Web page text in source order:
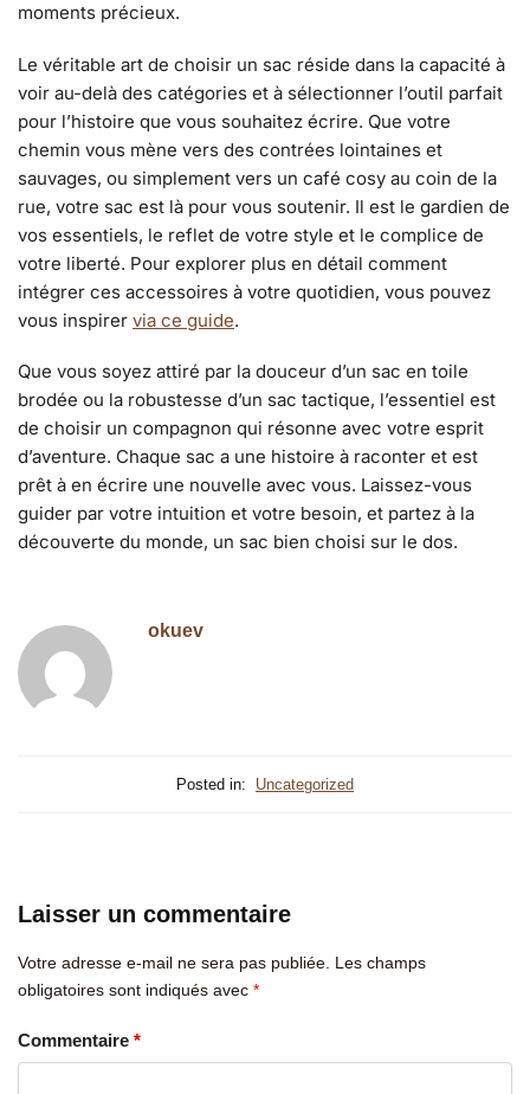
moments précieux.
Le véritable art de choisir un sac réside dans la capacité à
voir au-delà des catégories et à sélectionner l’outil parfait
pour l’histoire que vous souhaitez écrire. Que votre
chemin vous mène vers des contrées lointaines et
sauvages, ou simplement vers un café cosy au coin de la
rue, votre sac est là pour vous soutenir. Il est le gardien de
vos essentiels, le reflet de votre style et le complice de
votre liberté. Pour explorer plus en détail comment
intégrer ces accessoires à votre quotidien, vous pouvez
vous inspirer via ce guide.
Que vous soyez attiré par la douceur d’un sac en toile
brodée ou la robustesse d’un sac tactique, l’essentiel est
de choisir un compagnon qui résonne avec votre esprit
d’aventure. Chaque sac a une histoire à raconter et est
prêt à en écrire une nouvelle avec vous. Laissez-vous
guider par votre intuition et votre besoin, et partez à la
découverte du monde, un sac bien choisi sur le dos.
okuev
Posted in: Uncategorized
Laisser un commentaire
Votre adresse e-mail ne sera pas publiée. Les champs
obligatoires sont indiqués avec *
Commentaire *